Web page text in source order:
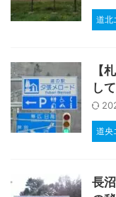
道北
【
し
道央
長